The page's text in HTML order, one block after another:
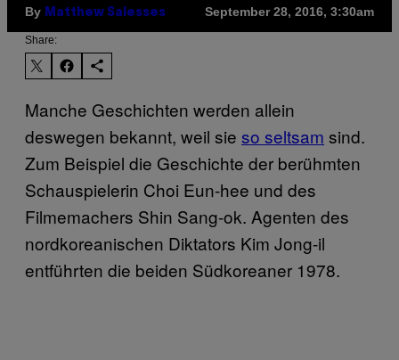
By Matthew Salesses September 28, 2016, 3:30am
Share:
Manche Geschichten werden allein
deswegen bekannt, weil sie so seltsam sind.
Zum Beispiel die Geschichte der berühmten
Schauspielerin Choi Eun-hee und des
Filmemachers Shin Sang-ok. Agenten des
nordkoreanischen Diktators Kim Jong-il
entführten die beiden Südkoreaner 1978.